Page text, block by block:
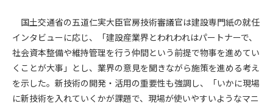
サポーター会員一覧
会社概要 お問い合わせ
個人情報保護方針
会員規約
国土交通省の五道仁実大臣官房技術審議官は建設専門紙の就任
インタビューに応じ、「建設産業界とわれわれはパートナーで、
社会資本整備や維持管理を行う仲間という前提で物事を進めてい
くことが大事」とし、業界の意見を聞きながら施策を進める考え
を示した。新技術の開発・活用の重要性も強調し、「いかに現場
に新技術を入れていくかが課題で、現場が使いやすいようなマニ
一部を構成するものとします。
第2条（規約の変更）
本規約は、会員の了承を得ることなく、随時変更されることが
あります。変更内容は、建設資料館WEB上に表示した時点で直
ちに全ての会員が了承したものとみなします。